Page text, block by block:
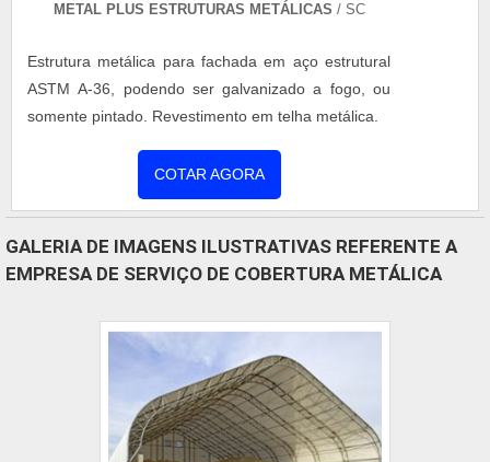
METAL PLUS ESTRUTURAS METÁLICAS / SC
Estrutura metálica para fachada em aço estrutural
ASTM A-36, podendo ser galvanizado a fogo, ou
somente pintado. Revestimento em telha metálica.
COTAR AGORA
GALERIA DE IMAGENS ILUSTRATIVAS REFERENTE A
EMPRESA DE SERVIÇO DE COBERTURA METÁLICA